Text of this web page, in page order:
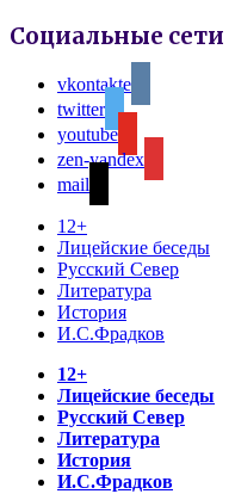
Социальные сети
vkontakte
twitter
youtube
zen-yandex
mail
12+
Лицейские беседы
Русский Север
Литература
История
И.С.Фрадков
12+
Лицейские беседы
Русский Север
Литература
История
И.С.Фрадков